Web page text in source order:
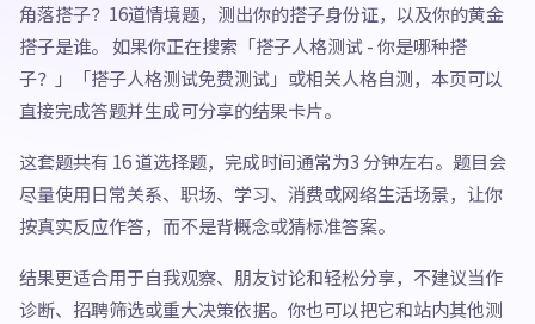
角落搭子？16道情境题，测出你的搭子身份证，以及你的黄金
搭子是谁。 如果你正在搜索「搭子人格测试 - 你是哪种搭
子？」「搭子人格测试免费测试」或相关人格自测，本页可以
直接完成答题并生成可分享的结果卡片。
这套题共有 16 道选择题，完成时间通常为3 分钟左右。题目会
尽量使用日常关系、职场、学习、消费或网络生活场景，让你
按真实反应作答，而不是背概念或猜标准答案。
结果更适合用于自我观察、朋友讨论和轻松分享，不建议当作
诊断、招聘筛选或重大决策依据。你也可以把它和站内其他测